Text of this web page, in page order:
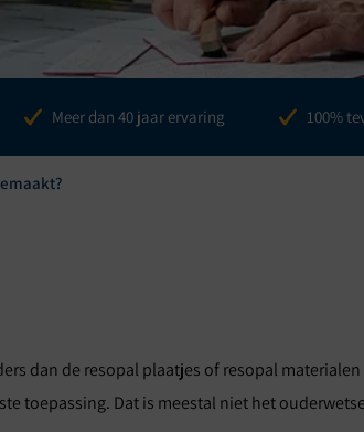
Meer dan 40 jaar ervaring 100%
dan de resopal plaatjes of resopal
toepassing. Dat is meestal niet het